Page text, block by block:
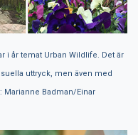
i år temat Urban Wildlife. Det är
uttryck, men även med
Marianne Badman/Einar